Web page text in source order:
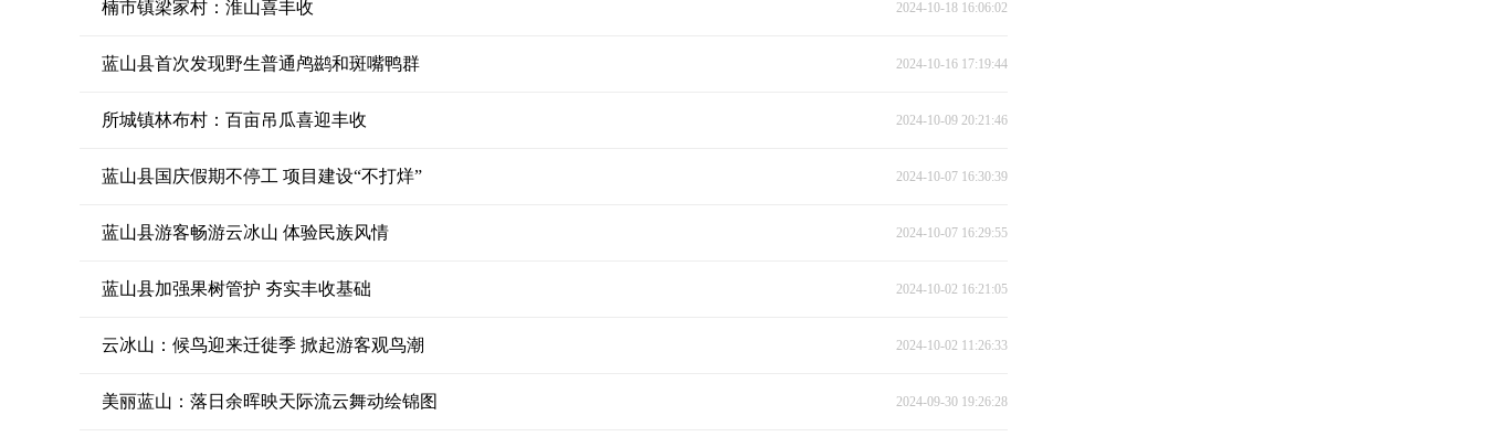
楠市镇梁家村：淮山喜丰收 2024-10-18 16:06:02
蓝山县首次发现野生普通鸬鹚和斑嘴鸭群 2024-10-16 17:19:44
所城镇林布村：百亩吊瓜喜迎丰收 2024-10-09 20:21:46
蓝山县国庆假期不停工 项目建设“不打烊” 2024-10-07 16:30:39
蓝山县游客畅游云冰山 体验民族风情 2024-10-07 16:29:55
蓝山县加强果树管护 夯实丰收基础 2024-10-02 16:21:05
云冰山：候鸟迎来迁徙季 掀起游客观鸟潮 2024-10-02 11:26:33
美丽蓝山：落日余晖映天际流云舞动绘锦图 2024-09-30 19:26:28